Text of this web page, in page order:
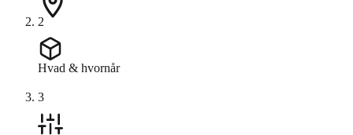
2
Hvad & hvornår
3